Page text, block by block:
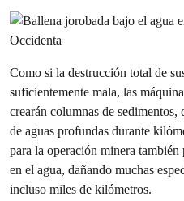
Como si la destrucción total de
suficientemente mala, las
crearán columnas de
de aguas profundas durante
para la operación minera
en el agua, dañando muchas
incluso miles de kilómetros.